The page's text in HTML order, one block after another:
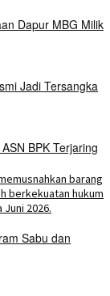
Dapur MBG Milik
Jadi Tersangka
BPK Terjaring
Sabu dan